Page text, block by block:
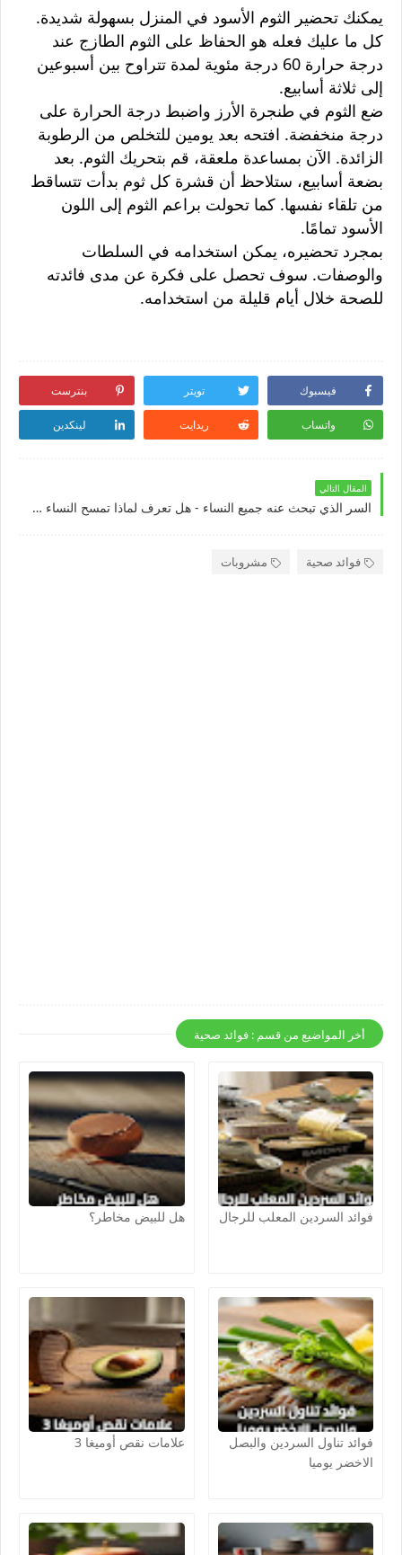
يمكنك تحضير الثوم الأسود في المنزل بسهولة شديدة.
كل ما عليك فعله هو الحفاظ على الثوم الطازج عند
درجة حرارة 60 درجة مئوية لمدة تتراوح بين أسبوعين
إلى ثلاثة أسابيع.
ضع الثوم في طنجرة الأرز واضبط درجة الحرارة على
درجة منخفضة. افتحه بعد يومين للتخلص من الرطوبة
الزائدة. الآن بمساعدة ملعقة، قم بتحريك الثوم. بعد
بضعة أسابيع، ستلاحظ أن قشرة كل ثوم بدأت تتساقط
من تلقاء نفسها. كما تحولت براعم الثوم إلى اللون
الأسود تمامًا.
بمجرد تحضيره، يمكن استخدامه في السلطات
والوصفات. سوف تحصل على فكرة عن مدى فائدته
للصحة خلال أيام قليلة من استخدامه.
فيسبوك تويتر بنترست
واتساب ريدايت لينكدين
المقال التالي
السر الذي تبحث عنه جميع النساء - هل تعرف لماذا تمسح النساء وجهها بجلد الخروف !!
فوائد صحية مشروبات
أخر المواضيع من قسم : فوائد صحية
فوائد السردين المعلب للرجال هل للبيض مخاطر؟
فوائد تناول السردين والبصل
الاخضر يوميا
علامات نقص أوميغا 3